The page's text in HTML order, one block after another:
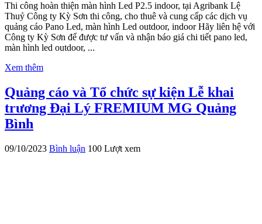
Thi công hoàn thiện màn hình Led P2.5 indoor, tại Agribank Lệ
Thuỷ Công ty Kỳ Sơn thi công, cho thuê và cung cấp các dịch vụ
quảng cáo Pano Led, màn hình Led outdoor, indoor Hãy liên hệ với
Công ty Kỳ Sơn để được tư vấn và nhận báo giá chi tiết pano led,
màn hình led outdoor, ...
Xem thêm
Quảng cáo và Tổ chức sự kiện Lễ khai
trương Đại Lý FREMIUM MG Quảng
Bình
09/10/2023 Bình luận 100 Lượt xem